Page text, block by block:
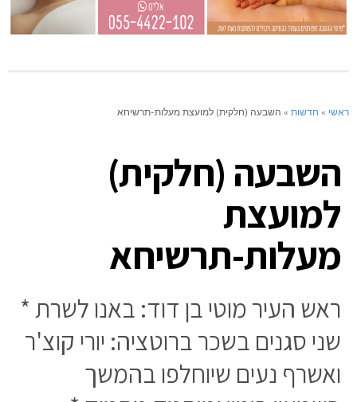
ראשי » חדשות » השבעה (חלקית) למועצת מעלות-תרשיחא
השבעה (חלקית)
למועצת
מעלות-תרשיחא
ראש העיר מוטי בן דוד: באנו לשרת *
שני סגנים בשכר ברוטציה: יורי קוצ'ר
ואשרף נעים שיוחלפו בהמשך